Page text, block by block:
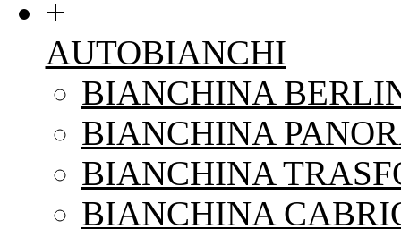
+
AUTOBIANCHI
BIANCHINA
BIANCHINA
BIANCHINA
BIANCHINA